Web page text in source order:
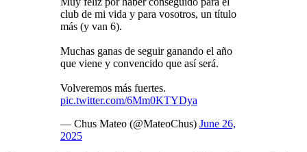
club de mi vida y para vosotros, un título
más (y van 6).
Muchas ganas de seguir ganando el año
que viene y convencido que así será.
Volveremos más fuertes.
pic.twitter.com/6Mm0KTYDya
— Chus Mateo (@MateoChus) June 26,
2025